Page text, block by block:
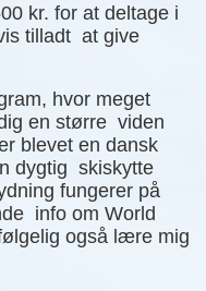
kr. for at deltage i
tilladt at give
hvor meget
en større viden
blevet en dansk
dygtig skiskytte
fungerer på
info om World
også lære mig